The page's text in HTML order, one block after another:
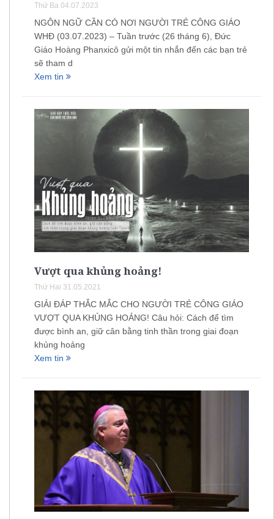
Thứ Ba 04.07.2023
NGÔN NGỮ CẦN CÓ NƠI NGƯỜI TRẺ CÔNG GIÁO
WHĐ (03.07.2023) – Tuần trước (26 tháng 6), Đức
Giáo Hoàng Phanxicô gửi một tin nhắn đến các bạn trẻ
sẽ tham d
Xem tin
Vượt qua khủng hoảng!
Thứ Hai 31.05.2021
GIẢI ĐÁP THẮC MẮC CHO NGƯỜI TRẺ CÔNG GIÁO
VƯỢT QUA KHỦNG HOẢNG! Câu hỏi: Cách để tìm
được bình an, giữ cân bằng tinh thần trong giai đoạn
khủng hoảng
Xem tin